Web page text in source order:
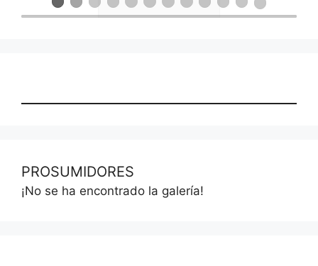
PROSUMIDORES
¡No se ha encontrado la galería!